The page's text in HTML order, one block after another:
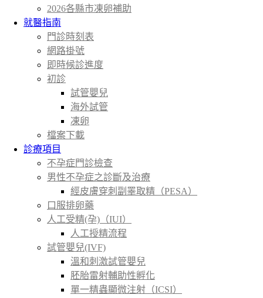
2026各縣市凍卵補助
就醫指南
門診時刻表
網路掛號
即時候診進度
初診
試管嬰兒
海外試管
凍卵
檔案下載
診療項目
不孕症門診檢查
男性不孕症之診斷及治療
經皮膚穿刺副睪取精（PESA）
口服排卵藥
人工受精(孕)（IUI）
人工授精流程
試管嬰兒(IVF)
溫和刺激試管嬰兒
胚胎雷射輔助性孵化
單一精蟲顯微注射（ICSI）